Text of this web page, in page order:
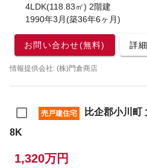
4LDK(118.83㎡) 2階建
1990年3月(築36年6ヶ月)
お問い合わせ(無料) 詳
情報提供会社: (株)門倉商店
売戸建住宅
比企郡小川町
8K
1,320万円